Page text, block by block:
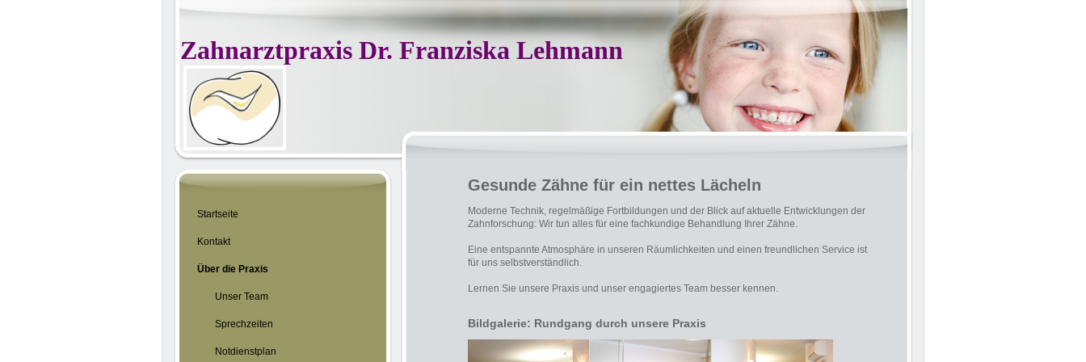
Zahnarztpraxis Dr. Franziska Lehmann
Gesunde Zähne für ein nettes Lächeln
Moderne Technik, regelmäßige Fortbildungen und der Blick auf aktuelle Entwicklungen der
Zahnforschung: Wir tun alles für eine fachkundige Behandlung Ihrer Zähne.
Eine entspannte Atmosphäre in unseren Räumlichkeiten und einen freundlichen Service ist
für uns selbstverständlich.
Lernen Sie unsere Praxis und unser engagiertes Team besser kennen.
Bildgalerie: Rundgang durch unsere Praxis
Startseite
Kontakt
Über die Praxis
Unser Team
Sprechzeiten
Notdienstplan